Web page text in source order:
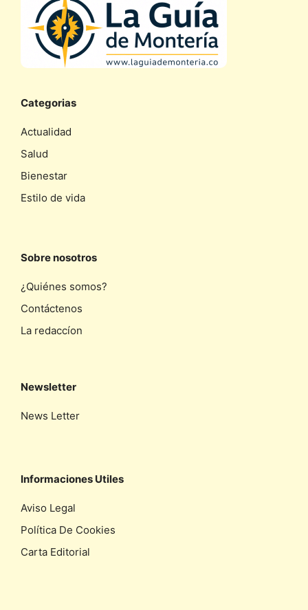
Categorias
Actualidad
Salud
Bienestar
Estilo de vida
Sobre nosotros
¿Quiénes somos?
Contáctenos
La redaccíon
Newsletter
News Letter
Informaciones Utiles
Aviso Legal
Política De Cookies
Carta Editorial